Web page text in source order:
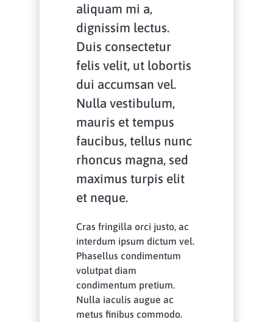
aliquam mi a,
dignissim lectus.
Duis consectetur
felis velit, ut lobortis
dui accumsan vel.
Nulla vestibulum,
mauris et tempus
faucibus, tellus nunc
rhoncus magna, sed
maximus turpis elit
et neque.
Cras fringilla orci justo, ac
interdum ipsum dictum vel.
Phasellus condimentum
volutpat diam
condimentum pretium.
Nulla iaculis augue ac
metus finibus commodo.